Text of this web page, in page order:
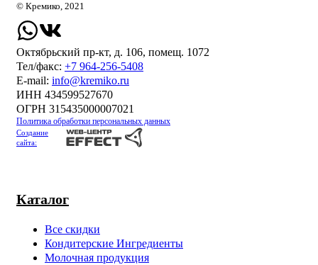
Каталог
Все скидки
Кондитерские Ингредиенты
Молочная продукция
© Кремико, 2021
Октябрьский пр-кт, д. 106, помещ. 1072
Тел/факс: +7 964-256-5408
Е-mail: info@kremiko.ru
ИНН 434599527670
ОГРН 315435000007021
Политика обработки персональных данных
Создание
сайта: